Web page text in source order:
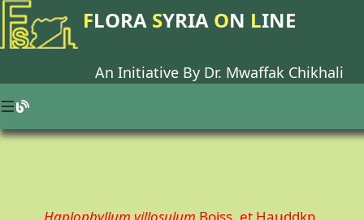
FLORA SYRIA ON LINE
An Initiative By Dr. Mwaffak Chikhali